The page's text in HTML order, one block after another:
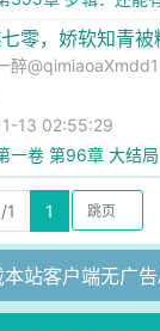
零，娇软知青被
醉@qimiaoaXmdd1
13 02:55:29
一卷 第96章 大结局
1 1
站客户端无广